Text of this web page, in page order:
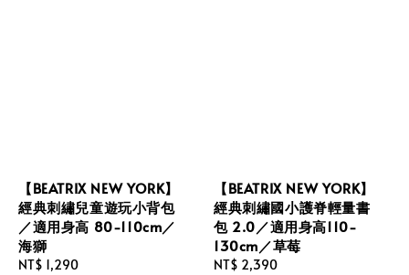
【BEATRIX NEW YORK】
經典刺繡兒童遊玩小背包
／適用身高 80-110cm／
海獅
Regular
NT$ 1,290
【BEATRIX NEW YORK】
經典刺繡國小護脊輕量書
包 2.0／適用身高110-
130cm／草莓
Regular
NT$ 2,390